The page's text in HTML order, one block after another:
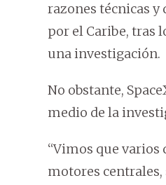
razones técnicas y
por el Caribe, tras
una investigación.
No obstante,
medio de la
“Vimos que varios
motores centrales,